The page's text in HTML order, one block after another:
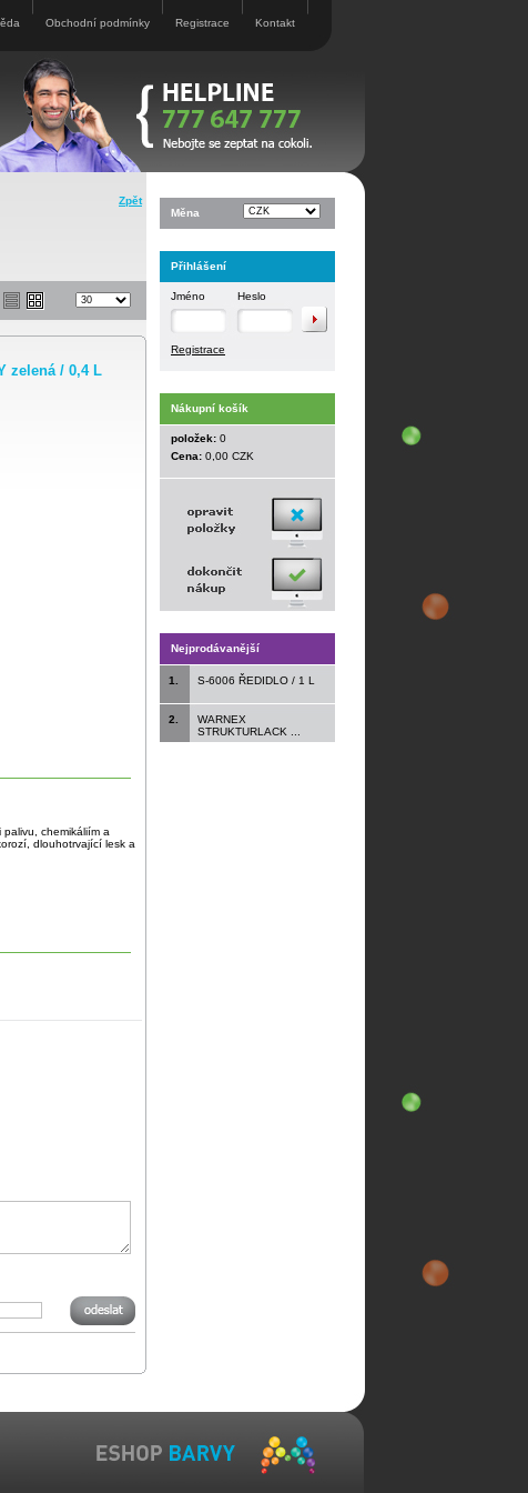
Obchodní podmínky Registrace Kontakt
Zpět
zelená / 0,4 L
chemikáliím a
dlouhotrvající lesk a
Měna
Přihlášení
Jméno Heslo
Registrace
Nákupní košík
položek: 0
Cena: 0,00 CZK
Nejprodávanější
1. S-6006 ŘEDIDLO / 1 L
2.
WARNEX
STRUKTURLACK ...